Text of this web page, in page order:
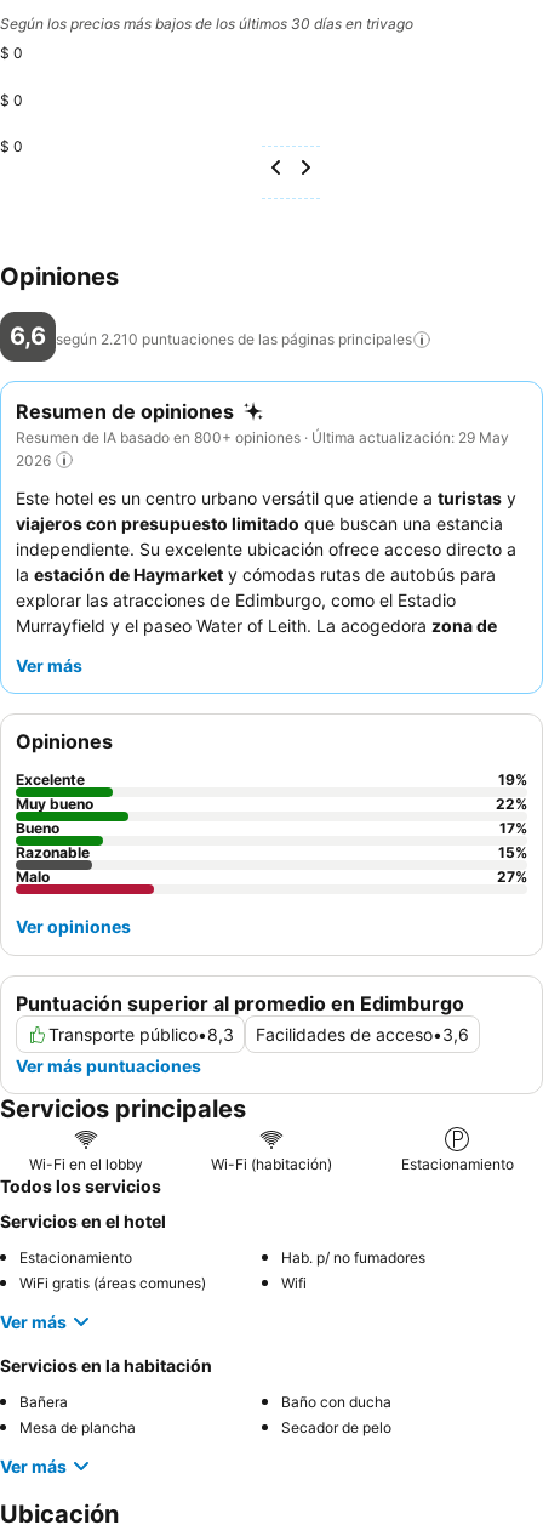
Según los precios más bajos de los últimos 30 días en trivago
$ 0
$ 0
$ 0
Opiniones
6,6 según 2.210 puntuaciones de las páginas principales
Resumen de opiniones
Resumen de IA basado en 800+ opiniones · Última actualización: 29 May
2026
Este hotel es un centro urbano versátil que atiende a turistas y
viajeros con presupuesto limitado que buscan una estancia
independiente. Su excelente ubicación ofrece acceso directo a
la estación de Haymarket y cómodas rutas de autobús para
explorar las atracciones de Edimburgo, como el Estadio
Murrayfield y el paseo Water of Leith. La acogedora zona de
un espacio cómodo para relajarse y disfrutar de comidas
amabilidad del personal, especialmente con el eficiente
proceso de auto check-in
una experiencia más tranquila, considere solicitar una habitación
con vistas al jardín.
Ver más
Puntuación superior al promedio en Edimburgo
Transporte público•8,3 Facilidades de acceso•3,6
Ver más puntuaciones
Opiniones
Excelente 19%
Muy bueno
22%
Bueno
17%
Razonable
15%
Malo
27%
Ver opiniones
Servicios principales
Wi-Fi en el lobby Wi-Fi (habitación) Estacionamiento
Todos los servicios
Servicios en el hotel
Estacionamiento
Hab. p/ no fumadores
WiFi gratis (áreas comunes)
Wifi
Ver más
Servicios en la habitación
Bañera
Baño con ducha
Mesa de plancha
Secador de pelo
Ver más
Ubicación